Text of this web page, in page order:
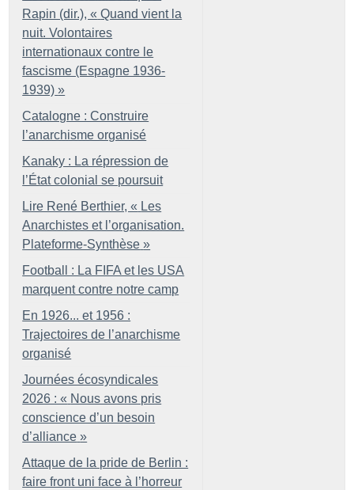
Rapin (dir.), « Quand vient la
nuit. Volontaires
internationaux contre le
fascisme (Espagne 1936-
1939) »
Catalogne : Construire
l’anarchisme organisé
Kanaky : La répression de
l’État colonial se poursuit
Lire René Berthier, « Les
Anarchistes et l’organisation.
Plateforme-Synthèse »
Football : La FIFA et les USA
marquent contre notre camp
En 1926... et 1956 :
Trajectoires de l’anarchisme
organisé
Journées écosyndicales
2026 : « Nous avons pris
conscience d’un besoin
d’alliance »
Attaque de la pride de Berlin :
faire front uni face à l’horreur